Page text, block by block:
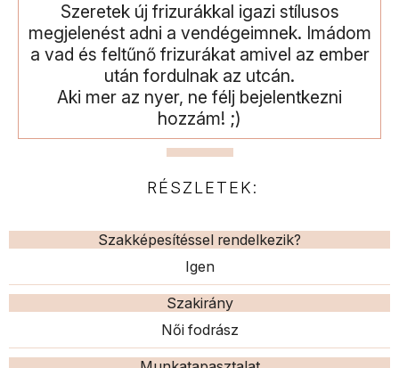
Szeretek új frizurákkal igazi stílusos
megjelenést adni a vendégeimnek. Imádom
a vad és feltűnő frizurákat amivel az ember
után fordulnak az utcán.
Aki mer az nyer, ne félj bejelentkezni
hozzám! ;)
RÉSZLETEK:
Szakképesítéssel rendelkezik?
Igen
Szakirány
Női fodrász